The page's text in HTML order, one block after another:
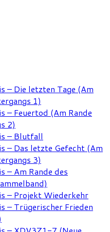
– Die letzten Tage (Am
1)
– Feuertod (Am Rande
2)
– Blutfall
– Das letzte Gefecht (Am
3)
– Am Rande des
– Projekt Wiederkehr
– Trügerischer Frieden